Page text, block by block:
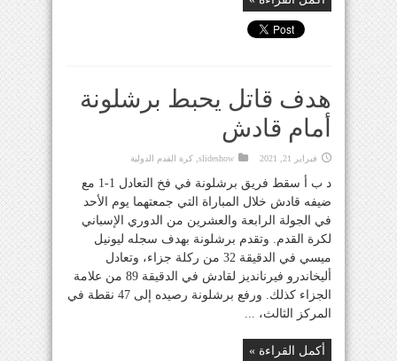
هدف قاتل يحبط برشلونة
أمام قادش
فبراير 21, 2021 slideshow كرة القدم الدولية
د ب أ سقط فريق برشلونة في فخ التعادل 1-1 مع
ضيفه قادش خلال المباراة التي جمعتهما يوم الأحد
في الجولة الرابعة والعشرين من الدوري الإسباني
لكرة القدم. وتقدم برشلونة بهدف سجله ليونيل
ميسي في الدقيقة 32 من ركلة جزاء، وتعادل
أليخاندرو فيرنانديز لقادش في الدقيقة 89 من علامة
الجزاء كذلك. ورفع برشلونة رصيده إلى 47 نقطة في
المركز الثالث، ...
أكمل القراءة »